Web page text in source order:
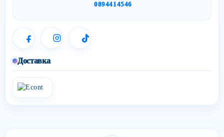
0894414546
Доставка